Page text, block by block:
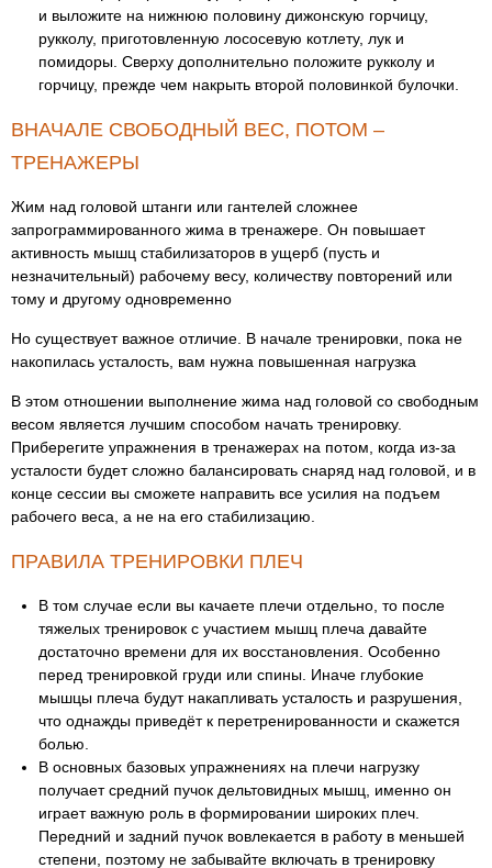
и выложите на нижнюю половину дижонскую горчицу,
рукколу, приготовленную лососевую котлету, лук и
помидоры. Сверху дополнительно положите рукколу и
горчицу, прежде чем накрыть второй половинкой булочки.
ВНАЧАЛЕ СВОБОДНЫЙ ВЕС, ПОТОМ –
ТРЕНАЖЕРЫ
Жим над головой штанги или гантелей сложнее
запрограммированного жима в тренажере. Он повышает
активность мышц стабилизаторов в ущерб (пусть и
незначительный) рабочему весу, количеству повторений или
тому и другому одновременно
Но существует важное отличие. В начале тренировки, пока не
накопилась усталость, вам нужна повышенная нагрузка
В этом отношении выполнение жима над головой со свободным
весом является лучшим способом начать тренировку.
Приберегите упражнения в тренажерах на потом, когда из-за
усталости будет сложно балансировать снаряд над головой, и в
конце сессии вы сможете направить все усилия на подъем
рабочего веса, а не на его стабилизацию.
ПРАВИЛА ТРЕНИРОВКИ ПЛЕЧ
В том случае если вы качаете плечи отдельно, то после
тяжелых тренировок с участием мышц плеча давайте
достаточно времени для их восстановления. Особенно
перед тренировкой груди или спины. Иначе глубокие
мышцы плеча будут накапливать усталость и разрушения,
что однажды приведёт к перетренированности и скажется
болью.
В основных базовых упражнениях на плечи нагрузку
получает средний пучок дельтовидных мышц, именно он
играет важную роль в формировании широких плеч.
Передний и задний пучок вовлекается в работу в меньшей
степени, поэтому не забывайте включать в тренировку